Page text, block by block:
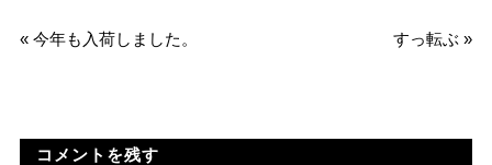
« 今年も入荷しました。 すっ転ぶ »
コメントを残す